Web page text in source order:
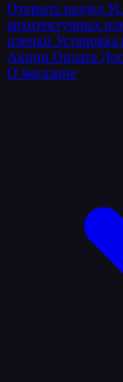
Открыть раздел
архитектурных
пленки Установка
Акции Оплата
О магазине